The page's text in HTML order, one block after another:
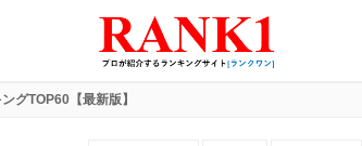
グTOP60【最新版】